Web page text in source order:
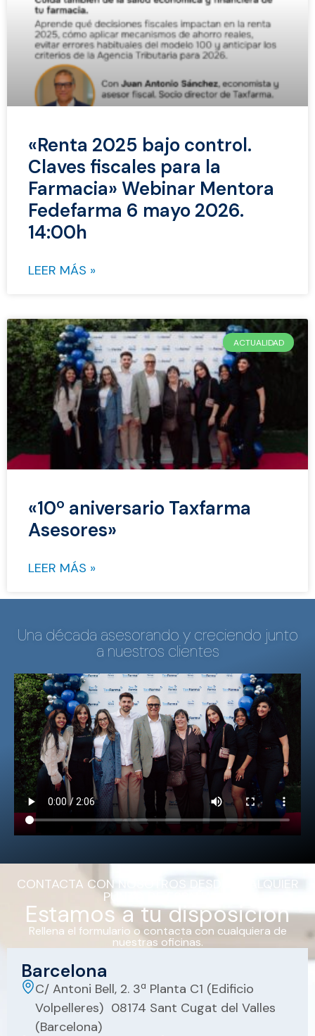
«Renta 2025 bajo control.
Claves fiscales para la
Farmacia» Webinar Mentora
Fedefarma 6 mayo 2026.
14:00h
LEER MÁS »
ACTUALIDAD
«10º aniversario Taxfarma
Asesores»
LEER MÁS »
Una década asesorando y creciendo junto
a nuestros clientes
CONTACTA CON NOSOTROS DESDE CUALQUIER
PUNTO DE ESPAÑA
Estamos a tu disposición
Rellena el formulario o contacta con cualquiera de
nuestras oficinas.
Barcelona
C/ Antoni Bell, 2. 3ª Planta C1 (Edificio
Volpelleres) 08174 Sant Cugat del Valles
(Barcelona)